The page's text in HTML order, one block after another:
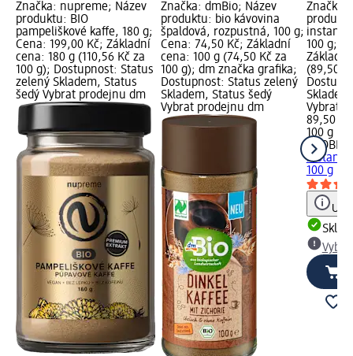
Značka: nupreme; Název
produktu: BIO
pampeliškové kaffe, 180 g;
Cena: 199,00 Kč; Základní
cena: 180 g (110,56 Kč za
100 g); Dostupnost: Status
zelený Skladem, Status
šedý Vybrat prodejnu dm
Značka: dmBio; Název
produktu: bio kávovina
špaldová, rozpustná, 100 g;
Cena: 74,50 Kč; Základní
cena: 100 g (74,50 Kč za
100 g); dm značka grafika;
Dostupnost: Status zelený
Skladem, Status šedý
Vybrat prodejnu dm
Značka:
100 g;
Základní
(89,50
Vybrat
89,50 Kč
100 g
PROBIO
100 g